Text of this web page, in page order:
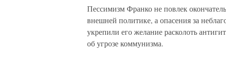
Пессимизм Франко не повлек
внешней политике, а опасения за
укрепили его желание расколоть
об угрозе коммунизма.